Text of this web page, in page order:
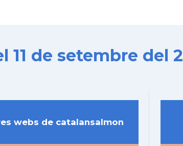
11 de setembre del
webs de catalansalmon